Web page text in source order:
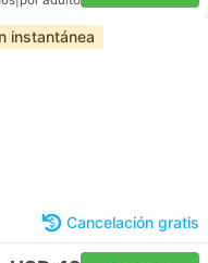
instantánea
Cancelación gratis